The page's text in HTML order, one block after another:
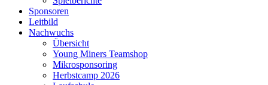
Sponsoren
Leitbild
Nachwuchs
Übersicht
Young Miners Teamshop
Mikrosponsoring
Herbstcamp 2026